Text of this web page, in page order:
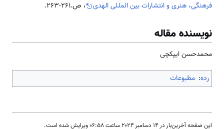
فرهنگی، هنری و انتشارات بین المللی الهدی
، ص.261-263.
نویسنده مقاله
محمدحسن ایپکچی
رده: مطبوعات
این صفحه آخرین‌بار در ‏۱۴ دسامبر ۲۰۲۴ ساعت ‏۰۶:۵۸ ویرایش شده است.